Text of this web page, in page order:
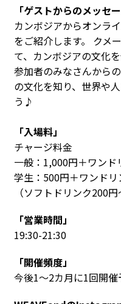
「ゲストからのメッセー
カンボジアからオンラ
をご紹介します。 クメ
て、カンボジアの文化
参加者のみなさんから
の文化を知り、世界や
う♪
「入場料」
チャージ料金
一般：1,000円＋ワンド
学生：500円＋ワンド
（ソフトドリンク200
「営業時間」
19:30-21:30
「開催頻度」
今後1～2カ月に1回開催